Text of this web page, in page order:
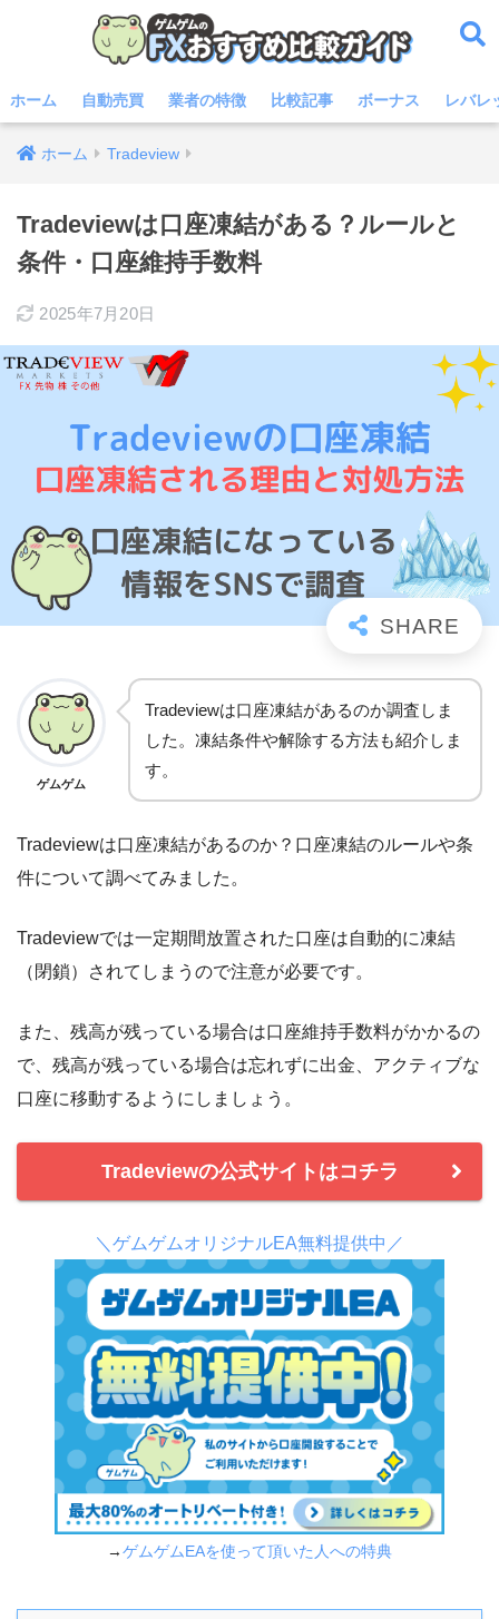
ホーム 自動売買 業者の特徴 比較記事 ボーナス レバレ
ホーム Tradeview
Tradeviewは口座凍結がある？ルールと
条件・口座維持手数料
2025年7月20日
ゲムゲム
Tradeviewは口座凍結があるのか調査しま
した。凍結条件や解除する方法も紹介しま
す。
Tradeviewは口座凍結があるのか？口座凍結のルールや条
件について調べてみました。
Tradeviewでは一定期間放置された口座は自動的に凍結
（閉鎖）されてしまうので注意が必要です。
また、残高が残っている場合は口座維持手数料がかかるの
で、残高が残っている場合は忘れずに出金、アクティブな
口座に移動するようにしましょう。
Tradeviewの公式サイトはコチラ
＼ゲムゲムオリジナルEA無料提供中／
→ゲムゲムEAを使って頂いた人への特典